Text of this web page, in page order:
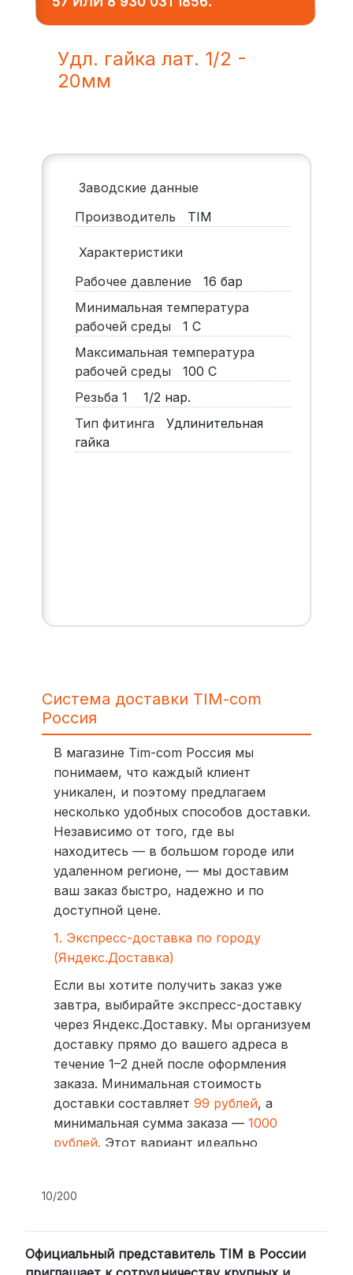
Удл. гайка лат. 1/2 -
20мм
Заводские данные
Производитель
TIM
Характеристики
Рабочее давление
16 бар
Минимальная температура
рабочей среды
1 С
Максимальная температура
рабочей среды
100 С
Резьба 1
1/2 нар.
Тип фитинга
Удлинительная
гайка
Система доставки TIM-com
Россия
В магазине Tim-com Россия мы
понимаем, что каждый клиент
уникален, и поэтому предлагаем
несколько удобных способов доставки.
Независимо от того, где вы
находитесь — в большом городе или
удаленном регионе, — мы доставим
ваш заказ быстро, надежно и по
доступной цене.
1. Экспресс-доставка по городу
(Яндекс.Доставка)
Если вы хотите получить заказ уже
завтра, выбирайте экспресс-доставку
через Яндекс.Доставку. Мы организуем
доставку прямо до вашего адреса в
течение 1–2 дней после оформления
заказа. Минимальная стоимость
доставки составляет 99 рублей, а
минимальная сумма заказа — 1000
рублей. Этот вариант идеально
компании (СДЭК, BoxBerry, DPD)
Для клиентов из других регионов
10/200
Официальный представитель TIM в России